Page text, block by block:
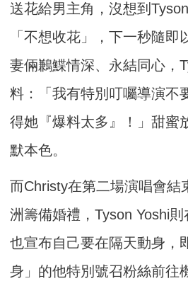
送花給男主角，沒想到
「不想收花」，下一秒隨即
妻倆鶼鰈情深、永結同心，
料：「我有特別叮囑導演不
得她『爆料太多』！」甜蜜
默本色。
而Christy在第二場演唱會結
洲籌備婚禮，Tyson Yoshi
也宣布自己要在隔天動身，
身」的他特別號召粉絲前往